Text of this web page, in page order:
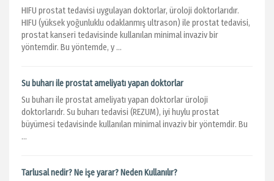
HIFU prostat tedavisi uygulayan doktorlar, üroloji doktorlarıdır.
HIFU (yüksek yoğunluklu odaklanmış ultrason) ile prostat tedavisi,
prostat kanseri tedavisinde kullanılan minimal invaziv bir
yöntemdir. Bu yöntemde, y ...
Su buharı ile prostat ameliyatı yapan doktorlar
Su buharı ile prostat ameliyatı yapan doktorlar üroloji
doktorlarıdr. Su buharı tedavisi (REZUM), iyi huylu prostat
büyümesi tedavisinde kullanılan minimal invaziv bir yöntemdir. Bu
...
Tarlusal nedir? Ne işe yarar? Neden Kullanılır?